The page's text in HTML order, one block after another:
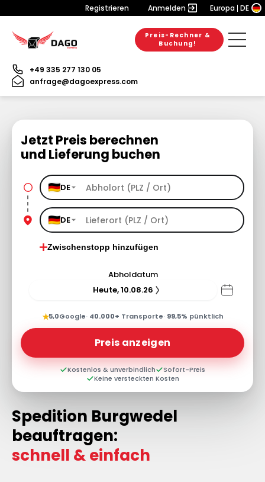
Registrieren Anmelden Europa DE
Preis-Rechner &
Buchung!
+49 335 277 130 05
anfrage@dagoexpress.com
Jetzt Preis berechnen
und Lieferung buchen
DE
DE
Zwischenstopp hinzufügen
Abholdatum
Heute, 10.08.26
★5,0Google· 40.000+ Transporte· 99,5% pünktlich
Preis anzeigen
Kostenlos & unverbindlich
Sofort-Preis
Keine versteckten Kosten
Spedition Burgwedel
beauftragen:
schnell & einfach